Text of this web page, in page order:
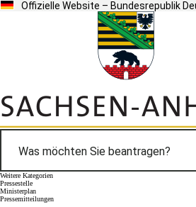
Offizielle Website – Bundesrepublik
Weitere Kategorien
Pressestelle
Ministerplan
Pressemitteilungen